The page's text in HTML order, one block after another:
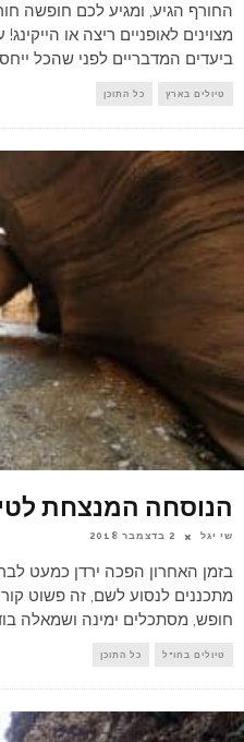
החורף הגיע, ומגיע לכם חופשה
מצוינים לאופניים ריצה או
ביעדים המדבריים לפני שהכל
טיולים בארץ כל התוכן
הנוסחה המנצחת
שי יגל 2 בדצמבר 2018
בזמן האחרון הפכה ירדן כמעט
מתכננים לנסוע לשם, זה פשוט
חופש, מסתכלים ימינה ושמאלה
טיולים בחו"ל כל התוכן